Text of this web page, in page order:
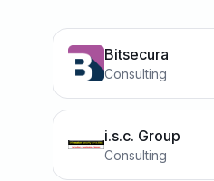
Bitsecura
Consulting
i.s.c. Group
Consulting